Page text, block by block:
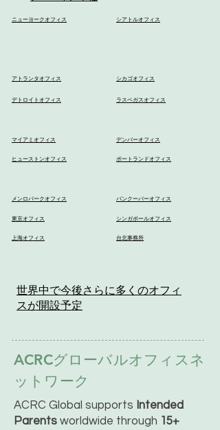
ニューヨークオフィス シアトルオフィス
アトランタオフィス
デトロイトオフィス
マイアミオフィス
ヒューストンオフィス
メンロパークオフィス
東京オフィス
上海オフィス
シカゴオフィス
ラスベガスオフィス
デンバーオフィス
ポートランドオフィス
バンクーバーオフィス
シンガポールオフィス
台北事務所
世界中で今後さらに多くのオフィ
スが開設予定
ACRCグローバルオフィスネ
ットワーク
ACRC Global supports Intended
Parents worldwide through 15+